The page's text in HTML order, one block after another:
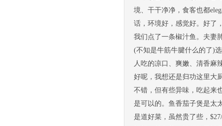
境、干干净净，食客也都
话，环境好，感觉好。好了
我们点了一条椒汁鱼。夫妻
(不知是牛筋牛腱什么的了)
人吃的凉口、爽嫩、清香麻
好呢，我想还是归功这里大
不错，但有些异味，吃起来
是可以的。鱼香茄子煲是太
是道好菜，虽然贵了些，